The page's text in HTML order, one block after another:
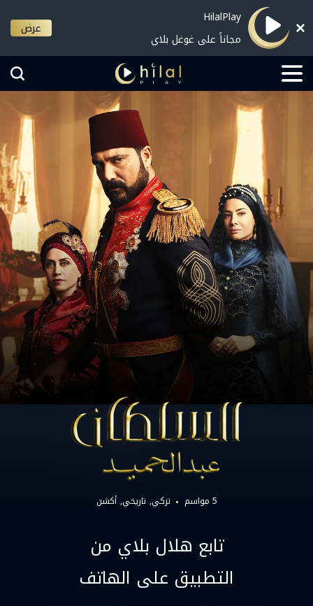
HilalPlay
مجاناً على غوغل بلاي
عرض
5 مواسم تركي تاريخي أكشن
تابع هلال بلاي من
التطبيق على الهاتف